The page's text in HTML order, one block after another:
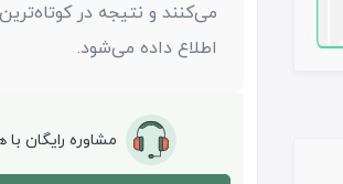
می‌کنند و نتیجه در
اطلاع داده می‌شود.
مشاوره رایگان با